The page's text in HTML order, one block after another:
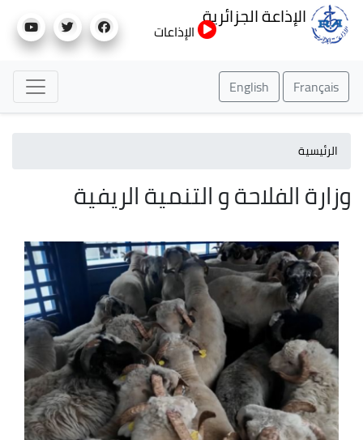
إلى
الإذاعة الجزائرية
الإذاعات
Français
English
الرئيسية
وزارة الفلاحة و التنمية الريفية